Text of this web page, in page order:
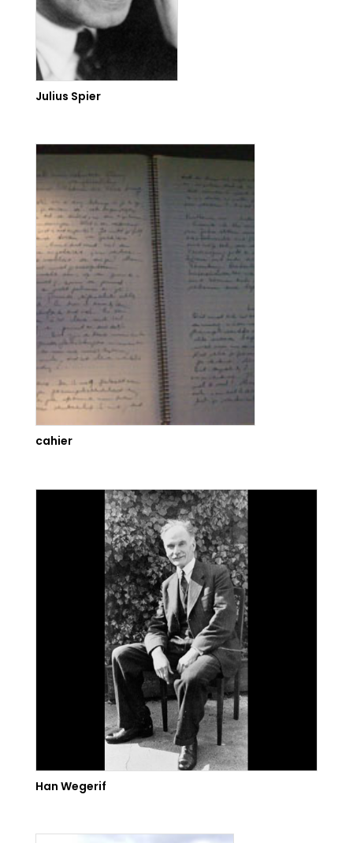
Julius Spier
cahier
Han Wegerif